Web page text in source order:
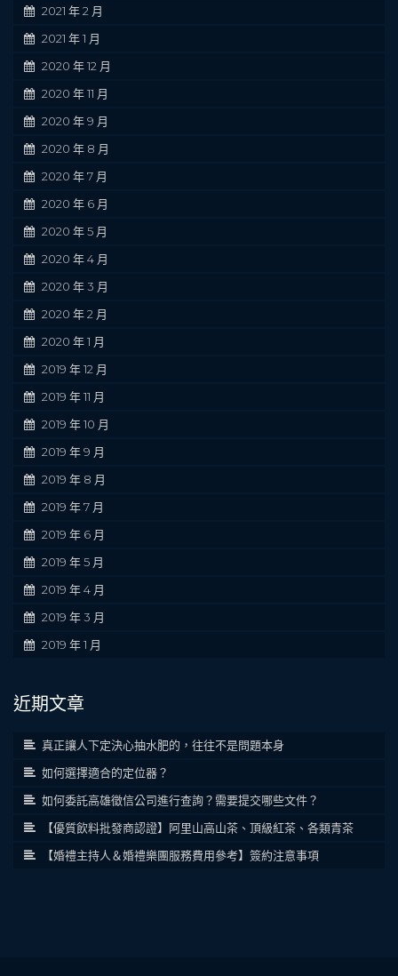
2021 年 2 月
2021 年 1 月
2020 年 12 月
2020 年 11 月
2020 年 9 月
2020 年 8 月
2020 年 7 月
2020 年 6 月
2020 年 5 月
2020 年 4 月
2020 年 3 月
2020 年 2 月
2020 年 1 月
2019 年 12 月
2019 年 11 月
2019 年 10 月
2019 年 9 月
2019 年 8 月
2019 年 7 月
2019 年 6 月
2019 年 5 月
2019 年 4 月
2019 年 3 月
2019 年 1 月
近期文章
真正讓人下定決心抽水肥的，往往不是問題本身
如何選擇適合的定位器？
如何委託高雄徵信公司進行查詢？需要提交哪些文件？
【優質飲料批發商認證】阿里山高山茶、頂級紅茶、各類青茶
【婚禮主持人＆婚禮樂團服務費用參考】簽約注意事項